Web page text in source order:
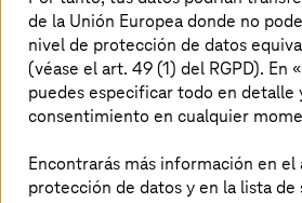
Descubre cómo las empresas
prepararse para los ataques con
resilientes.
de la Unión Europea donde no
nivel de protección de datos
(véase el art. 49 (1) del RGPD). En
puedes especificar todo en detalle
consentimiento en cualquier
Encontrarás más información en el
protección de datos y en la lista de